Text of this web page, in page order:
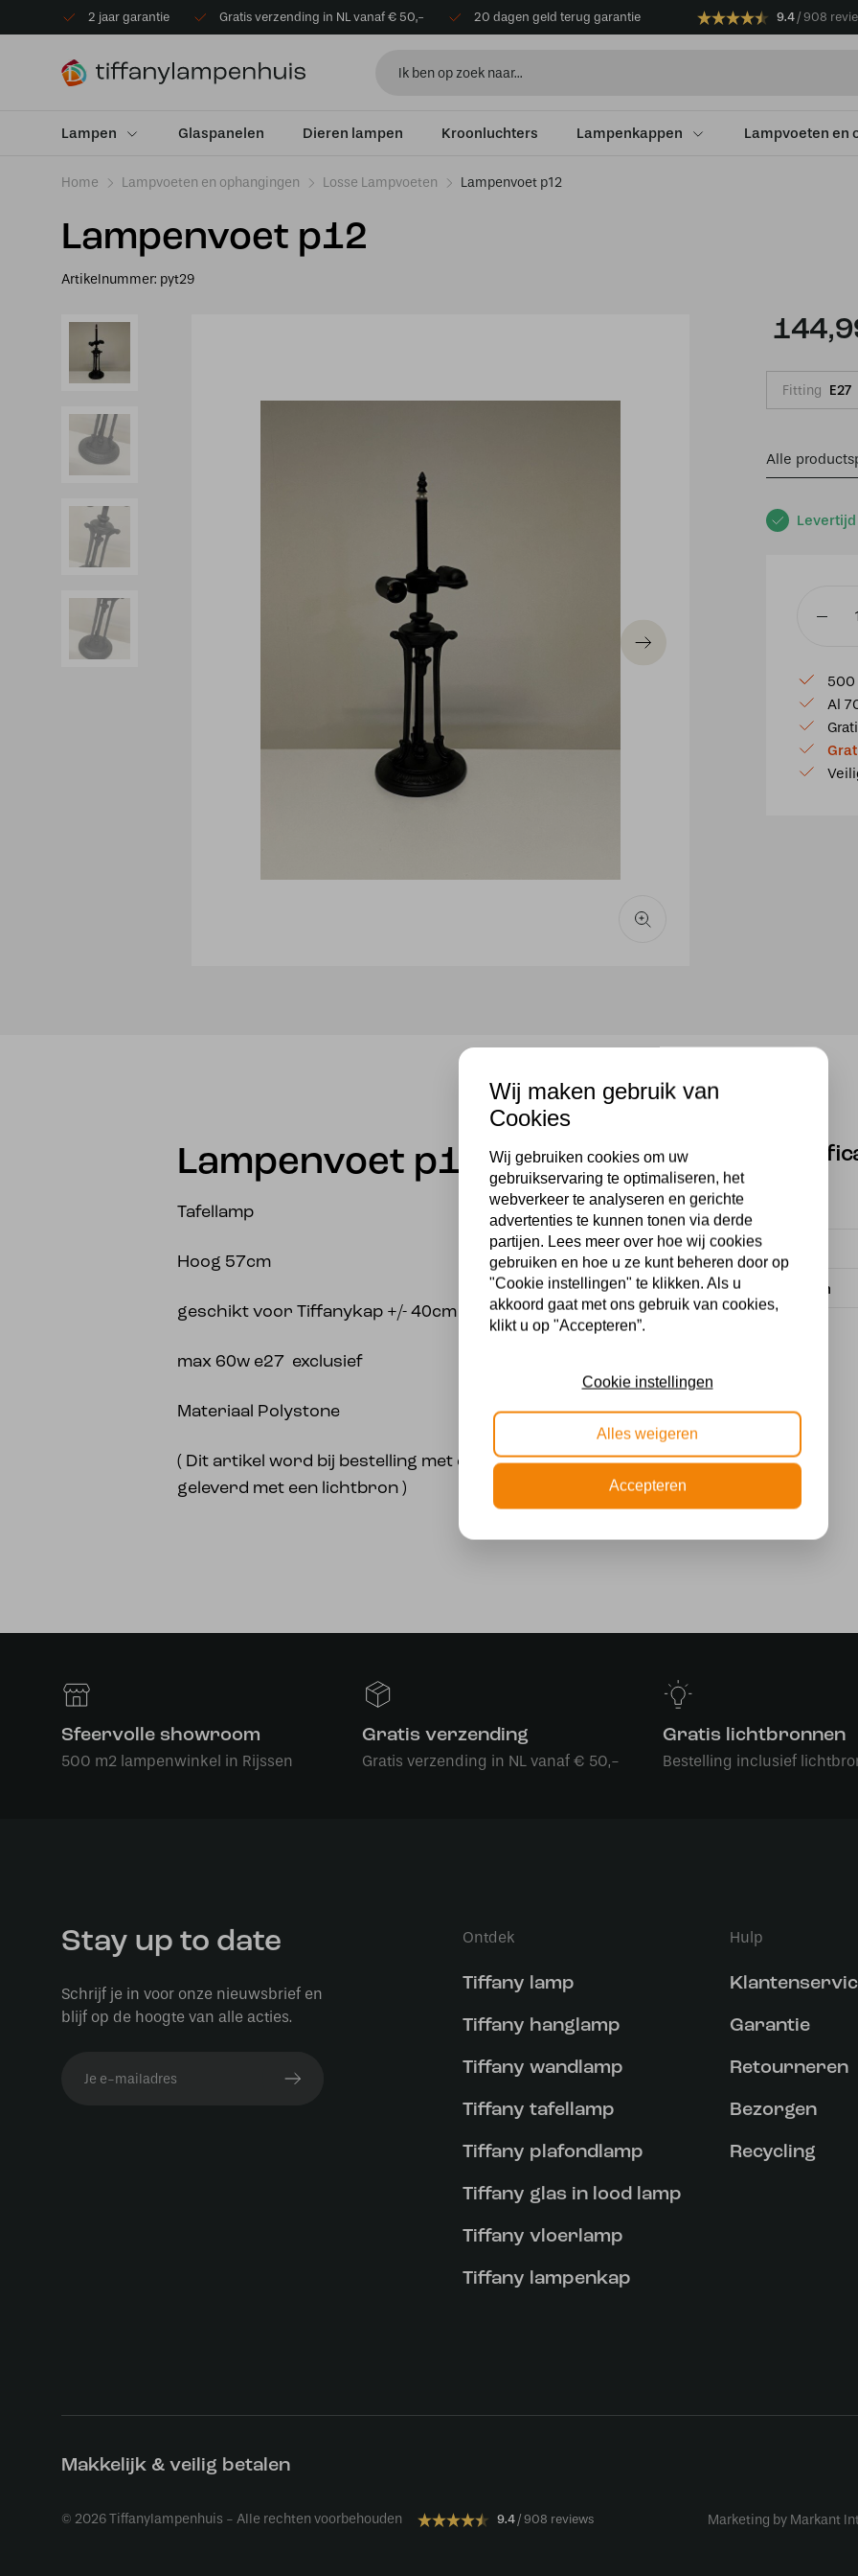
2 jaar garantie Gratis verzending in NL vanaf € 50,- 20 dagen geld terug garantie 9.4 908
Lampen Glaspanelen Dieren lampen Kroonluchters Lampenkappen Lampvoeten en
Home Lampvoeten en ophangingen Losse Lampvoeten Lampenvoet p12
Lampenvoet p12
Artikelnummer: pyt29
Levertijd
Fitting E27
Alle
aantal
500
Al
Lampenvoet p12
Tafellamp
Hoog 57cm
geschikt voor Tiffanykap +/- 40cm > 45 doorsnee
max 60w e27 exclusief
Materiaal Polystone
( Dit artikel word bij bestelling met een tiffanykap wel
geleverd met een lichtbron )
Lichtbron
Sfeervolle showroom
500 m2 lampenwinkel in Rijssen
Gratis verzending
Gratis verzending in NL vanaf € 50,-
Gratis lichtbronnen
Bestelling inclusief
Wij maken gebruik van
Cookies
Wij gebruiken cookies om uw
gebruikservaring te optimaliseren, het
webverkeer te analyseren en gerichte
advertenties te kunnen tonen via derde
partijen. Lees meer over hoe wij cookies
gebruiken en hoe u ze kunt beheren door op
"Cookie instellingen" te klikken. Als u
akkoord gaat met ons gebruik van cookies,
klikt u op "Accepteren”.
Cookie instellingen
Alles weigeren
Accepteren
Stay up to date
Schrijf je in voor onze nieuwsbrief en
blijf op de hoogte van alle acties.
Ontdek
Tiffany lamp
Tiffany hanglamp
Tiffany wandlamp
Tiffany tafellamp
Tiffany plafondlamp
Tiffany glas in lood lamp
Tiffany vloerlamp
Tiffany lampenkap
Hulp
Garantie
Retourneren
Bezorgen
Recycling
Makkelijk & veilig betalen
© 2026 Tiffanylampenhuis - Alle rechten voorbehouden 9.4 908 reviews Marketing by Markant